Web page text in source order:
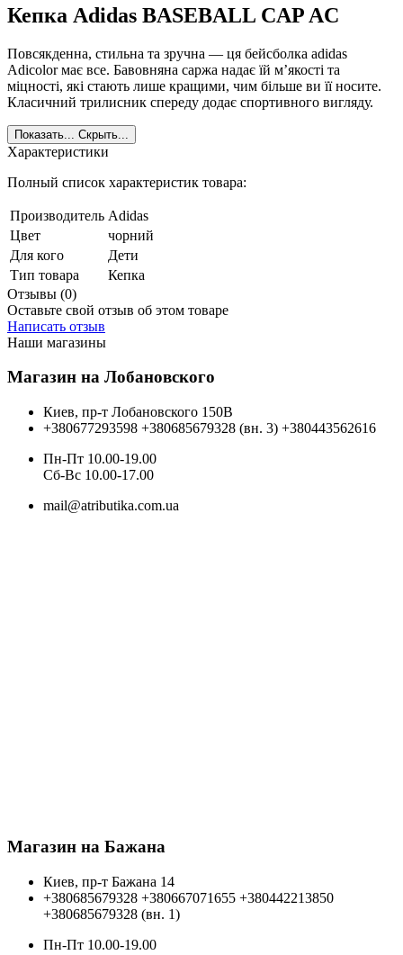
Кепка Adidas BASEBALL CAP AC
Повсякденна, стильна та зручна — ця бейсболка adidas
Adicolor має все. Бавовняна саржа надає їй м’якості та
міцності, які стають лише кращими, чим більше ви її носите.
Класичний трилисник спереду додає спортивного вигляду.
Показать... Скрыть...
Характеристики
Полный список характеристик товара:
Производитель Adidas
Цвет
чорний
Для кого
Дети
Тип товара
Кепка
Отзывы (0)
Оставьте свой отзыв об этом товаре
Написать отзыв
Наши магазины
Магазин на Лобановского
Киев, пр-т Лобановского 150В
+380677293598 +380685679328 (вн. 3) +380443562616
Пн-Пт 10.00-19.00
Cб-Вс 10.00-17.00
mail@atributika.com.ua
Магазин на Бажана
Киев, пр-т Бажана 14
+380685679328 +380667071655 +380442213850
+380685679328 (вн. 1)
Пн-Пт 10.00-19.00